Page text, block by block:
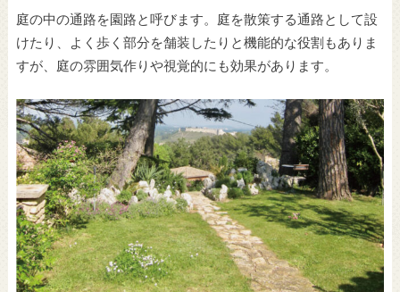
庭の中の通路を園路と呼びます。庭を散策する通路として設
けたり、よく歩く部分を舗装したりと機能的な役割もありま
すが、庭の雰囲気作りや視覚的にも効果があります。